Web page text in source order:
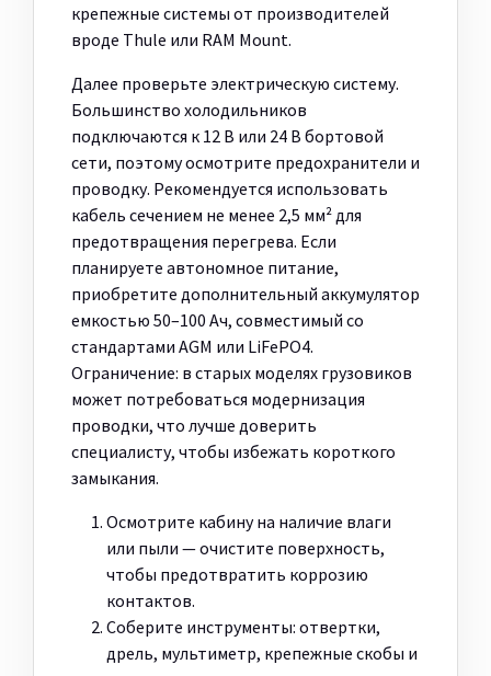
крепежные системы от производителей
вроде Thule или RAM Mount.
Далее проверьте электрическую систему.
Большинство холодильников
подключаются к 12 В или 24 В бортовой
сети, поэтому осмотрите предохранители и
проводку. Рекомендуется использовать
кабель сечением не менее 2,5 мм² для
предотвращения перегрева. Если
планируете автономное питание,
приобретите дополнительный аккумулятор
емкостью 50–100 Ач, совместимый со
стандартами AGM или LiFePO4.
Ограничение: в старых моделях грузовиков
может потребоваться модернизация
проводки, что лучше доверить
специалисту, чтобы избежать короткого
замыкания.
Осмотрите кабину на наличие влаги
или пыли — очистите поверхность,
чтобы предотвратить коррозию
контактов.
Соберите инструменты: отвертки,
дрель, мультиметр, крепежные скобы и